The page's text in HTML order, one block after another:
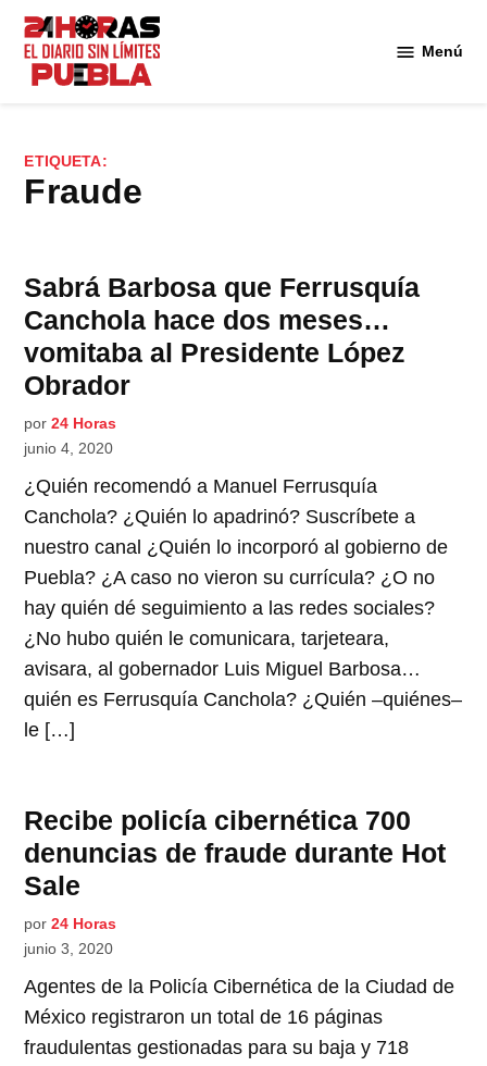
Saltar
contenido
Menú
ETIQUETA:
fraude
Sabrá Barbosa que Ferrusquía
Canchola hace dos meses…
vomitaba al Presidente López
Obrador
por 24 Horas
junio 4, 2020
¿Quién recomendó a Manuel Ferrusquía
Canchola? ¿Quién lo apadrinó? Suscríbete a
nuestro canal ¿Quién lo incorporó al gobierno de
Puebla? ¿A caso no vieron su currícula? ¿O no
hay quién dé seguimiento a las redes sociales?
¿No hubo quién le comunicara, tarjeteara,
avisara, al gobernador Luis Miguel Barbosa…
quién es Ferrusquía Canchola? ¿Quién –quiénes–
le […]
Recibe policía cibernética 700
denuncias de fraude durante Hot
Sale
por 24 Horas
junio 3, 2020
Agentes de la Policía Cibernética de la Ciudad de
México registraron un total de 16 páginas
fraudulentas gestionadas para su baja y 718